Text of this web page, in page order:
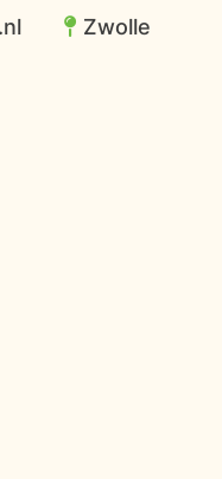
Zwolle